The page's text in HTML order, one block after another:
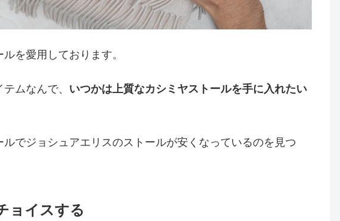
を愛用しております。
ムなんで、 いつかは上質なカシミヤストールを手に入れたい
でジョシュアエリスのストールが安くなっているのを見つ
ョイスする